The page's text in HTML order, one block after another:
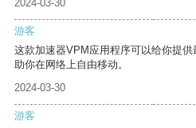
2024-03-30
游客
这款加速器VPM应用程序可以给你提
助你在网络上自由移动。
2024-03-30
游客